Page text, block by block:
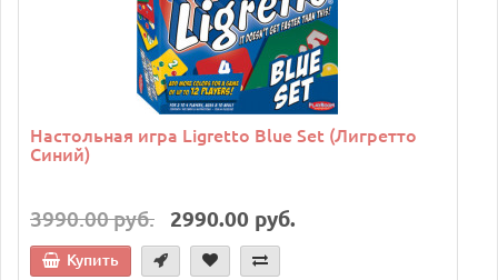
Настольная игра Ligretto Blue Set (Лигретто
Синий)
3990.00 руб. 2990.00 руб.
Купить